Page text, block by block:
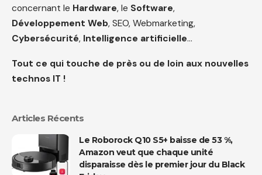
concernant le Hardware, le Software,
Développement Web, SEO, Webmarketing,
Cybersécurité, Intelligence artificielle…
Tout ce qui touche de près ou de loin aux nouvelles
technos IT !
Articles Récents
Le Roborock Q10 S5+ baisse de 53 %,
Amazon veut que chaque unité
disparaisse dès le premier jour du Black